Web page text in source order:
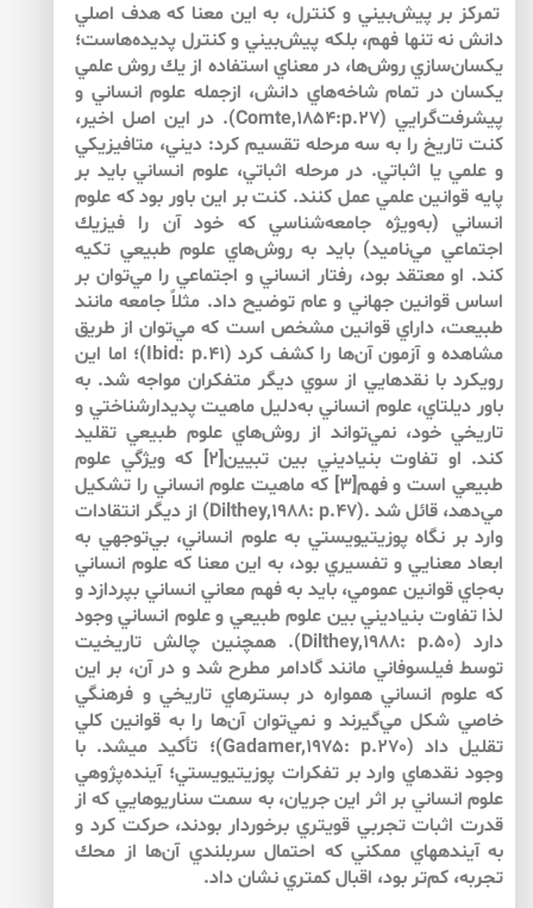
تمركز بر پيش‌بيني و كنترل، به اين معنا كه هدف اصلي
دانش نه تنها فهم، بلكه پيش‌بيني و كنترل پديده‌هاست؛
يكسان‌سازي روش‌ها، در معناي استفاده از يك روش علمي
يكسان در تمام شاخه‌هاي دانش، ازجمله علوم انساني و
پيشرفت‌گرايي (Comte,1854:p.27). در اين اصل اخير،
كنت تاريخ را به سه مرحله تقسيم كرد: ديني، متافيزيكي
و علمي يا اثباتي. در مرحله اثباتي، علوم انساني بايد بر
پايه قوانين علمي عمل كنند. كنت بر اين باور بود كه علوم
انساني (به‌ويژه جامعه‌شناسي كه خود آن را فيزيك
اجتماعي مي‌ناميد) بايد به روش‌هاي علوم طبيعي تكيه
كند. او معتقد بود، رفتار انساني و اجتماعي را مي‌توان بر
اساس قوانين جهاني و عام توضيح داد. مثلاً جامعه مانند
طبيعت، داراي قوانين مشخص است كه مي‌توان از طريق
مشاهده و آزمون آن‌ها را كشف كرد (Ibid: p.41)؛ اما اين
رويكرد با نقدهايي از سوي ديگر متفكران مواجه شد. به
باور ديلتاي، علوم انساني به‌دليل ماهيت پديدارشناختي و
تاريخي خود، نمي‌تواند از روش‌هاي علوم طبيعي تقليد
كند. او تفاوت بنياديني بين تبيين[2] كه ويژگي علوم
طبيعي است و فهم[3] كه ماهيت علوم انساني را تشكيل
مي‌دهد، قائل شد .(Dilthey,1988: p.47) از ديگر انتقادات
وارد بر نگاه پوزيتيويستي به علوم انساني، بي‌توجهي به
ابعاد معنايي و تفسيري بود، به اين معنا كه علوم انساني
به‌جاي قوانين عمومي، بايد به فهم معاني انساني بپردازد و
لذا تفاوت بنياديني بين علوم طبيعي و علوم انساني وجود
دارد (Dilthey,1988: p.50). همچنين چالش تاريخيت
توسط فيلسوفاني مانند گادامر مطرح شد و در آن، بر اين
كه علوم انساني همواره در بسترهاي تاريخي و فرهنگي
خاصي شكل مي‌گيرند و نمي‌توان آن‌ها را به قوانين كلي
تقليل داد (Gadamer,1975: p.270)؛ تأكيد مي­شد. با
وجود نقدهاي وارد بر تفكرات پوزيتيويستي؛ آينده‌پژوهي
علوم انساني بر اثر اين جريان، به سمت سناريوهايي كه از
قدرت اثبات تجربي قوي­تري برخوردار بودند، حركت كرد و
به آينده­هاي ممكني كه احتمال سربلندي آن‌ها از محك
تجربه، كم‌تر بود، اقبال كم­تري نشان داد.